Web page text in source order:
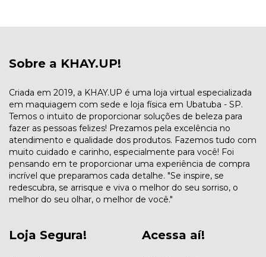
Sobre a KHAY.UP!
Criada em 2019, a KHAY.UP é uma loja virtual especializada
em maquiagem com sede e loja física em Ubatuba - SP.
Temos o intuito de proporcionar soluções de beleza para
fazer as pessoas felizes! Prezamos pela excelência no
atendimento e qualidade dos produtos. Fazemos tudo com
muito cuidado e carinho, especialmente para você! Foi
pensando em te proporcionar uma experiência de compra
incrível que preparamos cada detalhe. "Se inspire, se
redescubra, se arrisque e viva o melhor do seu sorriso, o
melhor do seu olhar, o melhor de você."
Loja Segura! Acessa aí!